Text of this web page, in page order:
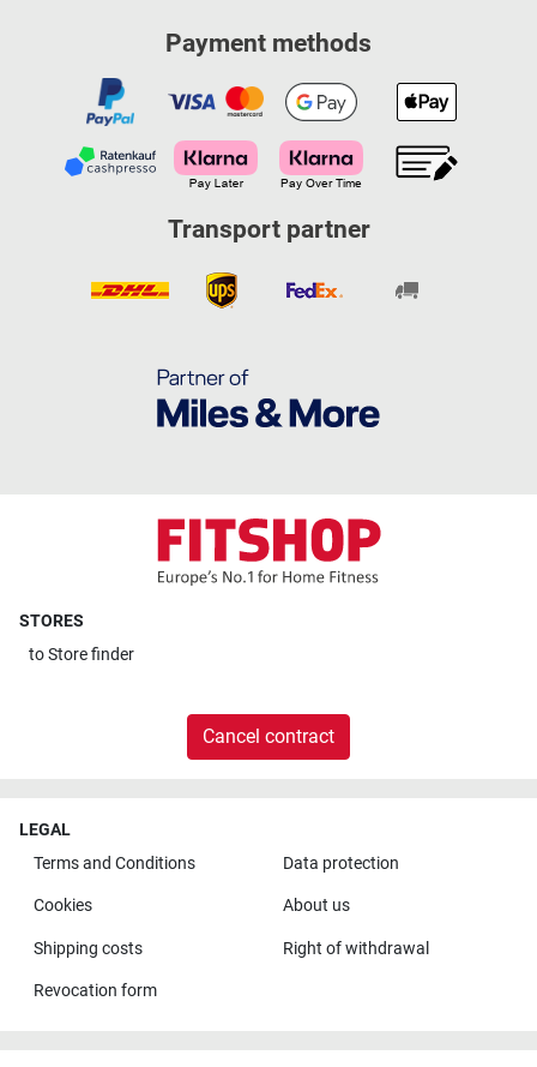
Payment methods
Transport partner
STORES
toStore finder
Cancel contract
LEGAL
Terms and Conditions
Data protection
Cookies About us
Shipping costs Right of withdrawal
Revocation form